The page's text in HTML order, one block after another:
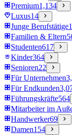
Premium1,134
Luxus14
Junge Berufstätige
Familien & Eltern
Studenten617
Kinder364
Senioren22
Für Unternehmen
Für Endkunden
Führungskräfte564
Mitarbeiter im
Handwerker69
Damen154